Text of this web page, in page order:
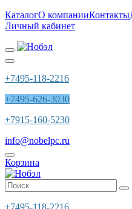
КаталогО компанииКонтакты
Личный кабинет
+7495-118-2216
+7495-626-3030
+7915-160-5230
info@nobelpc.ru
Корзина
+7495-118-2216